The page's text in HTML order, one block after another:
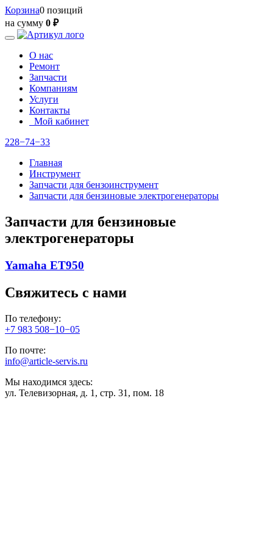
Корзина0 позиций
на сумму 0 ₽
О нас
Ремонт
Запчасти
Компаниям
Услуги
Контакты
Мой кабинет
228−74−33
Главная
Инструмент
Запчасти для бензоинструмент
Запчасти для бензиновые электрогенераторы
Запчасти для бензиновые
электрогенераторы
Yamaha ET950
Свяжитесь с нами
По телефону:
+7 983 508−10−05
По почте:
info@article-servis.ru
Мы находимся здесь:
ул. Телевизорная, д. 1, стр. 31, пом. 18